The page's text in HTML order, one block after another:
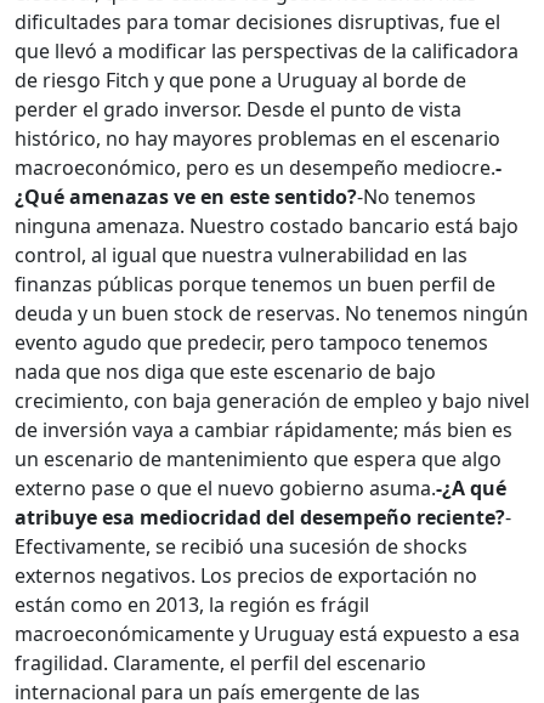
dificultades para tomar decisiones disruptivas, fue el
que llevó a modificar las perspectivas de la calificadora
de riesgo Fitch y que pone a Uruguay al borde de
perder el grado inversor. Desde el punto de vista
histórico, no hay mayores problemas en el escenario
macroeconómico, pero es un desempeño mediocre.-
¿Qué amenazas ve en este sentido?-No tenemos
ninguna amenaza. Nuestro costado bancario está bajo
control, al igual que nuestra vulnerabilidad en las
finanzas públicas porque tenemos un buen perfil de
deuda y un buen stock de reservas. No tenemos ningún
evento agudo que predecir, pero tampoco tenemos
nada que nos diga que este escenario de bajo
crecimiento, con baja generación de empleo y bajo nivel
de inversión vaya a cambiar rápidamente; más bien es
un escenario de mantenimiento que espera que algo
externo pase o que el nuevo gobierno asuma.-¿A qué
atribuye esa mediocridad del desempeño reciente?-
Efectivamente, se recibió una sucesión de shocks
externos negativos. Los precios de exportación no
están como en 2013, la región es frágil
macroeconómicamente y Uruguay está expuesto a esa
fragilidad. Claramente, el perfil del escenario
internacional para un país emergente de las